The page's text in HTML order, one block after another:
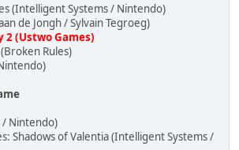
(Intelligent Systems / Nintendo)
de Jongh / Sylvain Tegroeg)
(Ustwo Games)
Rules)
/ Nintendo)
Shadows of Valentia (Intelligent Systems /